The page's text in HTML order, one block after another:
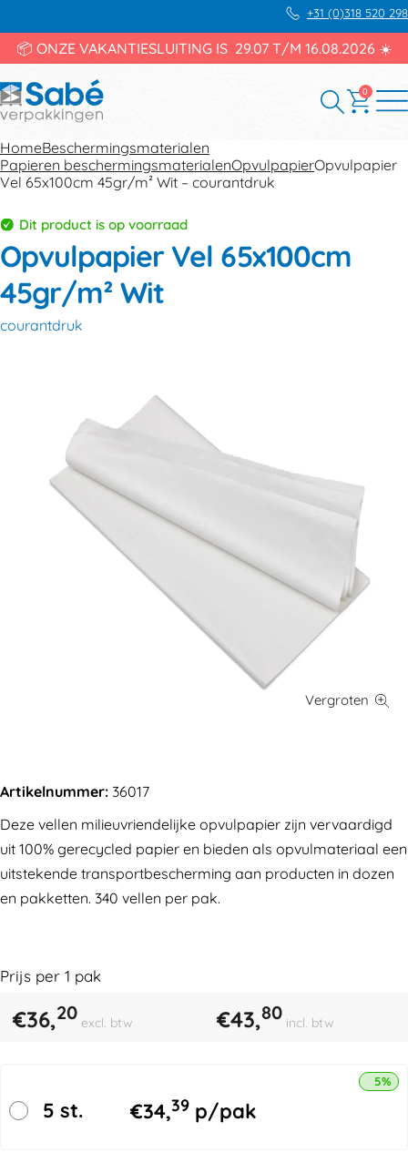
+31 (0)318 520 298
📦 ONZE VAKANTIESLUITING IS 29.07 T/M 16.08.2026 ☀️
0
HomeBeschermingsmaterialen
Papieren beschermingsmaterialenOpvulpapierOpvulpapier
Vel 65x100cm 45gr/m² Wit – courantdruk
Dit product is op voorraad
Opvulpapier Vel 65x100cm
45gr/m² Wit
courantdruk
Artikelnummer: 36017
Deze vellen milieuvriendelijke opvulpapier zijn vervaardigd
uit 100% gerecycled papier en bieden als opvulmateriaal een
uitstekende transportbescherming aan producten in dozen
en pakketten. 340 vellen per pak.
Prijs per 1 pak
€36,20 excl. btw €43,80 incl. btw
5 st. €34,39 p/pak
5%